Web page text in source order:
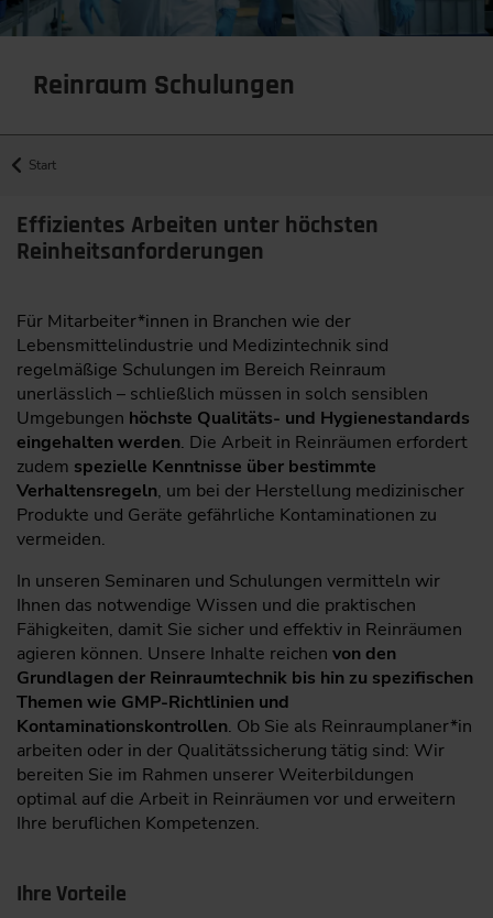
Reinraum Schulungen
Start
Effizientes Arbeiten unter höchsten
Reinheitsanforderungen
Für Mitarbeiter*innen in Branchen wie der
Lebensmittelindustrie und Medizintechnik sind
regelmäßige Schulungen im Bereich Reinraum
unerlässlich – schließlich müssen in solch sensiblen
Umgebungen höchste Qualitäts- und Hygienestandards
eingehalten werden. Die Arbeit in Reinräumen erfordert
zudem spezielle Kenntnisse über bestimmte
Verhaltensregeln, um bei der Herstellung medizinischer
Produkte und Geräte gefährliche Kontaminationen zu
vermeiden.
In unseren Seminaren und Schulungen vermitteln wir
Ihnen das notwendige Wissen und die praktischen
Fähigkeiten, damit Sie sicher und effektiv in Reinräumen
agieren können. Unsere Inhalte reichen von den
Grundlagen der Reinraumtechnik bis hin zu spezifischen
Themen wie GMP-Richtlinien und
Kontaminationskontrollen. Ob Sie als Reinraumplaner*in
arbeiten oder in der Qualitätssicherung tätig sind: Wir
bereiten Sie im Rahmen unserer Weiterbildungen
optimal auf die Arbeit in Reinräumen vor und erweitern
Ihre beruflichen Kompetenzen.
Ihre Vorteile